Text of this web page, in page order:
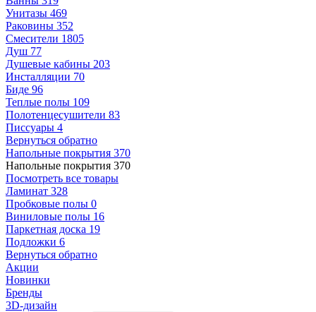
Унитазы 469
Раковины 352
Смесители 1805
Душ 77
Душевые кабины 203
Инсталляции 70
Биде 96
Теплые полы 109
Полотенцесушители 83
Писсуары 4
Вернуться обратно
Напольные покрытия 370
Напольные покрытия 370
Посмотреть все товары
Ламинат 328
Пробковые полы 0
Виниловые полы 16
Паркетная доска 19
Подложки 6
Вернуться обратно
Акции
Новинки
Бренды
3D-дизайн